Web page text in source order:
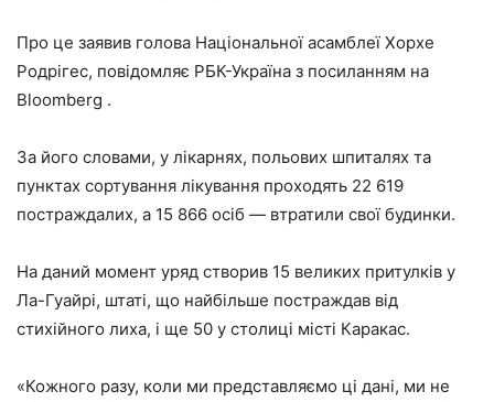
Про це заявив голова Національної асамблеї Хорхе
Родрігес, повідомляє РБК-Україна з посиланням на
Bloomberg .
За його словами, у лікарнях, польових шпиталях та
пунктах сортування лікування проходять 22 619
постраждалих, а 15 866 осіб — втратили свої будинки.
На даний момент уряд створив 15 великих притулків у
Ла-Гуайрі, штаті, що найбільше постраждав від
стихійного лиха, і ще 50 у столиці місті Каракас.
«Кожного разу, коли ми представляємо ці дані, ми не